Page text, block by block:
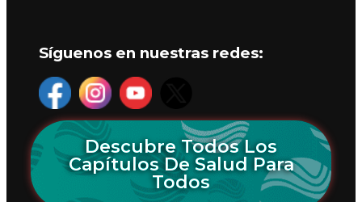
Síguenos en nuestras redes:
Descubre Todos Los
Capítulos De Salud Para
Todos